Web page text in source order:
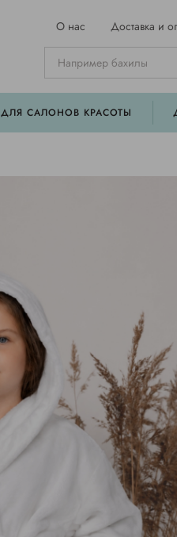
О нас Доставка и
ДЛЯ САЛОНОВ КРАСОТЫ